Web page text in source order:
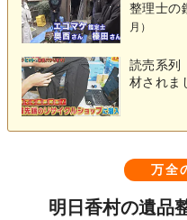
整理士の
月）
読売系列
材されま
万全
明日香村の遺品